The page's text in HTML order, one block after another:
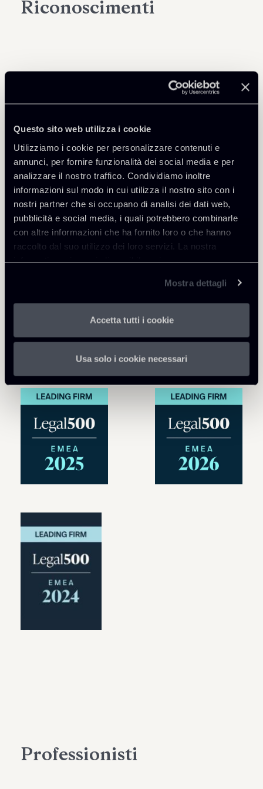
Questo sito web utilizza i cookie
Utilizziamo i cookie per personalizzare contenuti e
annunci, per fornire funzionalità dei social media e per
analizzare il nostro traffico. Condividiamo inoltre
informazioni sul modo in cui utilizza il nostro sito con i
nostri partner che si occupano di analisi dei dati web,
pubblicità e social media, i quali potrebbero combinarle
con altre informazioni che ha fornito loro o che hanno
raccolto dal suo utilizzo dei loro servizi. La nostra
informativa privacy è disponibilequi.
Mostra dettagli
Accetta tutti i cookie
Usa solo i cookie necessari
Riconoscimenti
Professionisti